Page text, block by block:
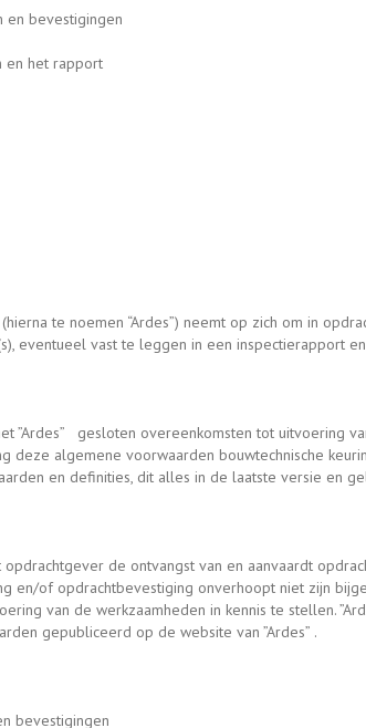
en bevestigingen
en het rapport
te noemen “Ardes”) neemt op zich om in
eventueel vast te leggen in een inspectierapport
”Ardes” gesloten overeenkomsten tot uitvoering
deze algemene voorwaarden bouwtechnische
en definities, dit alles in de laatste versie en
opdrachtgever de ontvangst van en aanvaardt
en/of opdrachtbevestiging onverhoopt niet zijn
van de werkzaamheden in kennis te stellen.
gepubliceerd op de website van ”Ardes” .
bevestigingen